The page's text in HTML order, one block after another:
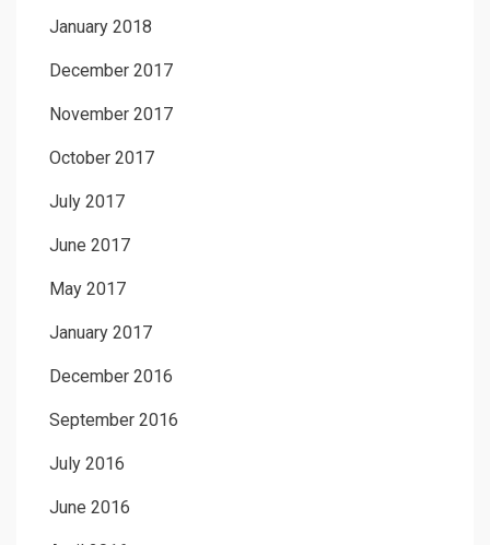
January 2018
December 2017
November 2017
October 2017
July 2017
June 2017
May 2017
January 2017
December 2016
September 2016
July 2016
June 2016